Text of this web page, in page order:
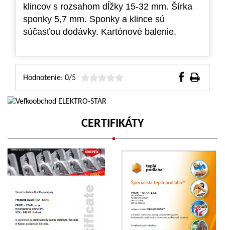
klincov s rozsahom dĺžky 15-32 mm. Šírka
sponky 5,7 mm. Sponky a klince sú
súčasťou dodávky. Kartónové balenie.
Hodnotenie: 0/5
CERTIFIKÁTY